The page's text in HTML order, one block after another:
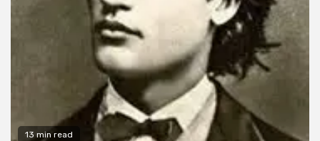
13 min read